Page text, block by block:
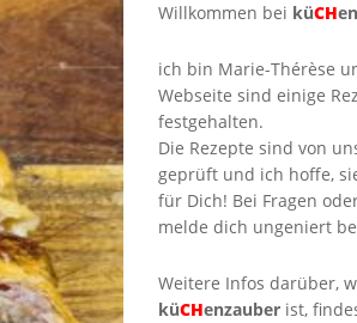
Willkommen bei küCH
ich bin Marie-Thérèse
Webseite sind einige
festgehalten.
Die Rezepte sind von
geprüft und ich hoffe,
für Dich! Bei Fragen
melde dich ungeniert
Weitere Infos darüber,
küCHenzauber ist,